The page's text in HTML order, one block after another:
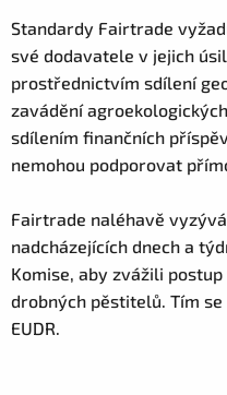
Standardy Fairtrade
své dodavatele v jejich
prostřednictvím sdílení
zavádění
sdílením finančních
nemohou podporovat
Fairtrade naléhavě
nadcházejících dnech a
Komise, aby zvážili
drobných pěstitelů. Tím
EUDR.